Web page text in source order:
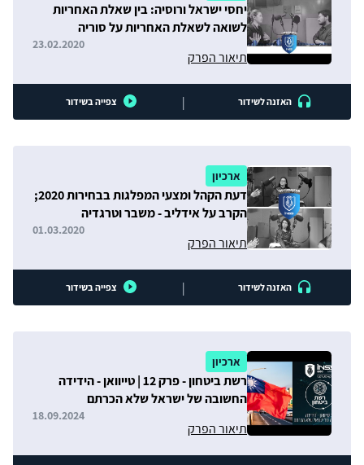
יחסי ישראל ורוסיה: בין שאלת האחריות
לשואה לשאלת האחריות על סוריה
תיאור הפרק
23.02.2020
האזנה לשידור | צפייה בשידור
ארכיון
דעת הקהל ומצעי המפלגות בבחירות 2020;
הקרב על אידליב - משבר וטרגדיה
תיאור הפרק
01.03.2020
האזנה לשידור | צפייה בשידור
ארכיון
רשת ביטחון - פרק 12 | טייוואן - הידידה
החשובה של ישראל שלא הכרתם
תיאור הפרק
18.09.2024